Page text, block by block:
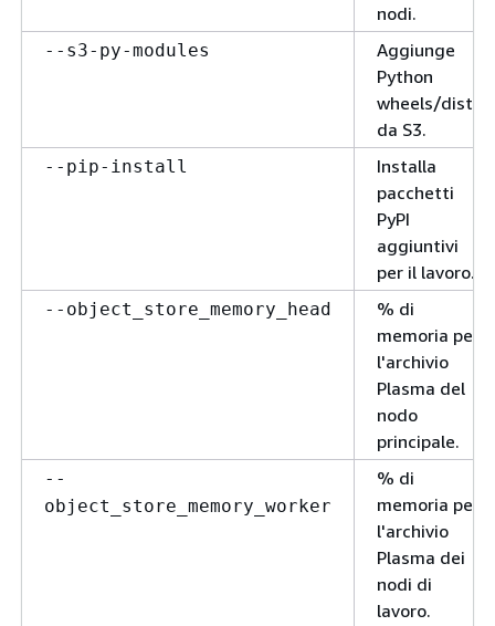
nodi.
--s3-py-modules
Aggiunge
Python
wheels/dists
da S3.
--pip-install
Installa
pacchetti
PyPI
aggiuntivi
per il lavoro.
--object_store_memory_head
% di
memoria per
l'archivio
Plasma del
nodo
principale.
--
object_store_memory_worker
% di
memoria per
l'archivio
Plasma dei
nodi di
lavoro.